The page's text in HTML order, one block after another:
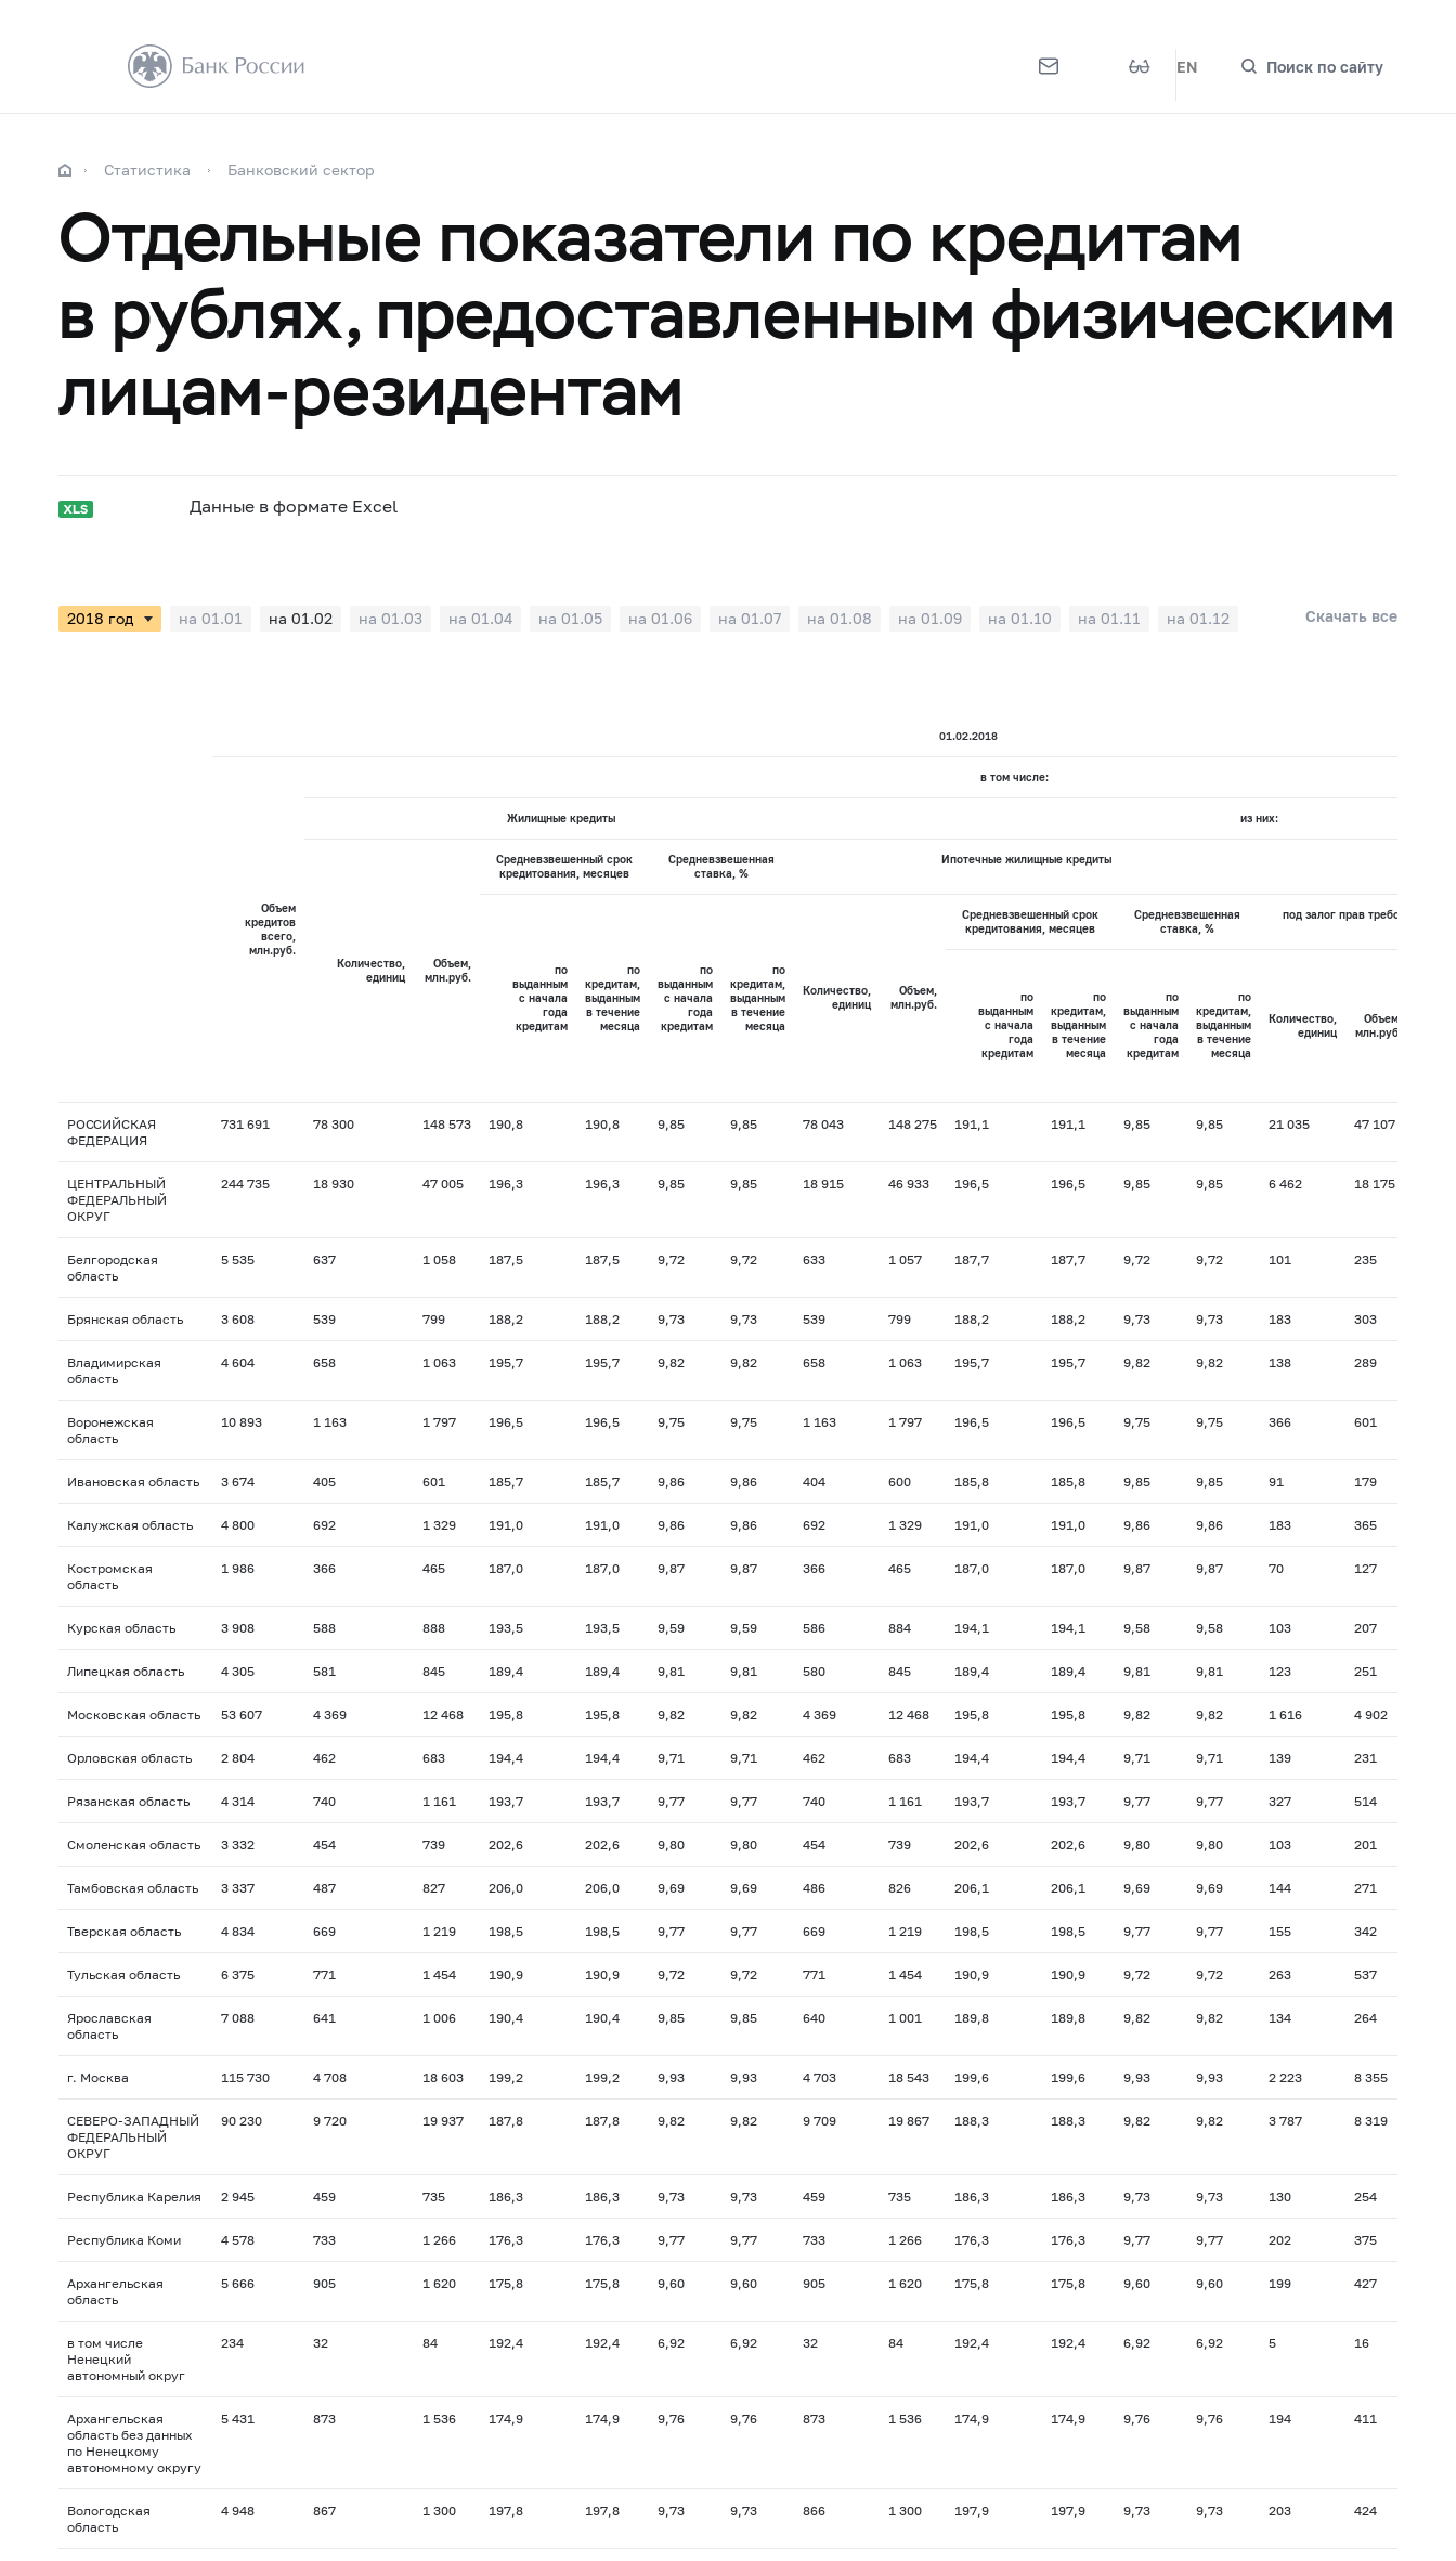
EN Поиск по сайту
Статистика Банковский сектор
Отдельные показатели по кредитам
в рублях, предоставленным физическим
лицам-резидентам
Данные в формате Excel
на 01.01 на 01.02 на 01.03 на 01.04 на 01.05 на 01.06 на 01.07 на 01.08 на 01.09 на 01.10 на 01.11 на 01.12 Скачать все
01.02.2018
Объем
кредитов
всего,
млн.руб.
в том числе:
Жилищные кредиты из них:
Количество,
единиц
Объем,
млн.руб.
Средневзвешенный срок
кредитования, месяцев
Средневзвешенная
ставка, %
Ипотечные жилищные кредиты
по
выданным
с начала
года
кредитам
по
кредитам,
выданным
в течение
месяца
по
выданным
с начала
года
кредитам
по
кредитам,
выданным
в течение
месяца
Количество,
единиц
Объем,
млн.руб.
Средневзвешенный срок
кредитования, месяцев
Средневзвешенная
ставка, %
под залог прав требования по
по
выданным
с начала
года
кредитам
по
кредитам,
выданным
в течение
месяца
по
выданным
с начала
года
кредитам
по
кредитам,
выданным
в течение
месяца
Количество,
единиц
Объем,
млн.руб.
РОССИЙСКАЯ
ФЕДЕРАЦИЯ
731 691 78 300 148 573 190,8 190,8 9,85 9,85 78 043 148 275 191,1 191,1 9,85 9,85 21 035 47 107
ЦЕНТРАЛЬНЫЙ
ФЕДЕРАЛЬНЫЙ
ОКРУГ
244 735 18 930 47 005 196,3 196,3 9,85 9,85 18 915 46 933 196,5 196,5 9,85 9,85 6 462 18 175
Белгородская
область
5 535 637 1 058 187,5 187,5 9,72 9,72 633 1 057 187,7 187,7 9,72 9,72 101 235
Брянская область 3 608 539 799 188,2 188,2 9,73 9,73 539 799 188,2 188,2 9,73 9,73 183 303
Владимирская
область
4 604 658 1 063 195,7 195,7 9,82 9,82 658 1 063 195,7 195,7 9,82 9,82 138 289
Воронежская
область
10 893 1 163 1 797 196,5 196,5 9,75 9,75 1 163 1 797 196,5 196,5 9,75 9,75 366 601
Ивановская область 3 674 405 601 185,7 185,7 9,86 9,86 404 600 185,8 185,8 9,85 9,85 91 179
Калужская область 4 800 692 1 329 191,0 191,0 9,86 9,86 692 1 329 191,0 191,0 9,86 9,86 183 365
Костромская
область
1 986 366 465 187,0 187,0 9,87 9,87 366 465 187,0 187,0 9,87 9,87 70 127
Курская область 3 908 588 888 193,5 193,5 9,59 9,59 586 884 194,1 194,1 9,58 9,58 103 207
Липецкая область 4 305 581 845 189,4 189,4 9,81 9,81 580 845 189,4 189,4 9,81 9,81 123 251
Московская область 53 607 4 369 12 468 195,8 195,8 9,82 9,82 4 369 12 468 195,8 195,8 9,82 9,82 1 616 4 902
Орловская область 2 804 462 683 194,4 194,4 9,71 9,71 462 683 194,4 194,4 9,71 9,71 139 231
Рязанская область 4 314 740 1 161 193,7 193,7 9,77 9,77 740 1 161 193,7 193,7 9,77 9,77 327 514
Смоленская область 3 332 454 739 202,6 202,6 9,80 9,80 454 739 202,6 202,6 9,80 9,80 103 201
Тамбовская область 3 337 487 827 206,0 206,0 9,69 9,69 486 826 206,1 206,1 9,69 9,69 144 271
Тверская область 4 834 669 1 219 198,5 198,5 9,77 9,77 669 1 219 198,5 198,5 9,77 9,77 155 342
Тульская область 6 375 771 1 454 190,9 190,9 9,72 9,72 771 1 454 190,9 190,9 9,72 9,72 263 537
Ярославская
область
7 088 641 1 006 190,4 190,4 9,85 9,85 640 1 001 189,8 189,8 9,82 9,82 134 264
г. Москва 115 730 4 708 18 603 199,2 199,2 9,93 9,93 4 703 18 543 199,6 199,6 9,93 9,93 2 223 8 355
СЕВЕРО-ЗАПАДНЫЙ
ФЕДЕРАЛЬНЫЙ
ОКРУГ
90 230 9 720 19 937 187,8 187,8 9,82 9,82 9 709 19 867 188,3 188,3 9,82 9,82 3 787 8 319
Республика Карелия 2 945 459 735 186,3 186,3 9,73 9,73 459 735 186,3 186,3 9,73 9,73 130 254
Республика Коми 4 578 733 1 266 176,3 176,3 9,77 9,77 733 1 266 176,3 176,3 9,77 9,77 202 375
Архангельская
область
5 666 905 1 620 175,8 175,8 9,60 9,60 905 1 620 175,8 175,8 9,60 9,60 199 427
в том числе
Ненецкий
автономный округ
234 32 84 192,4 192,4 6,92 6,92 32 84 192,4 192,4 6,92 6,92 5 16
Архангельская
область без данных
по Ненецкому
автономному округу
5 431 873 1 536 174,9 174,9 9,76 9,76 873 1 536 174,9 174,9 9,76 9,76 194 411
Вологодская
область
4 948 867 1 300 197,8 197,8 9,73 9,73 866 1 300 197,9 197,9 9,73 9,73 203 424